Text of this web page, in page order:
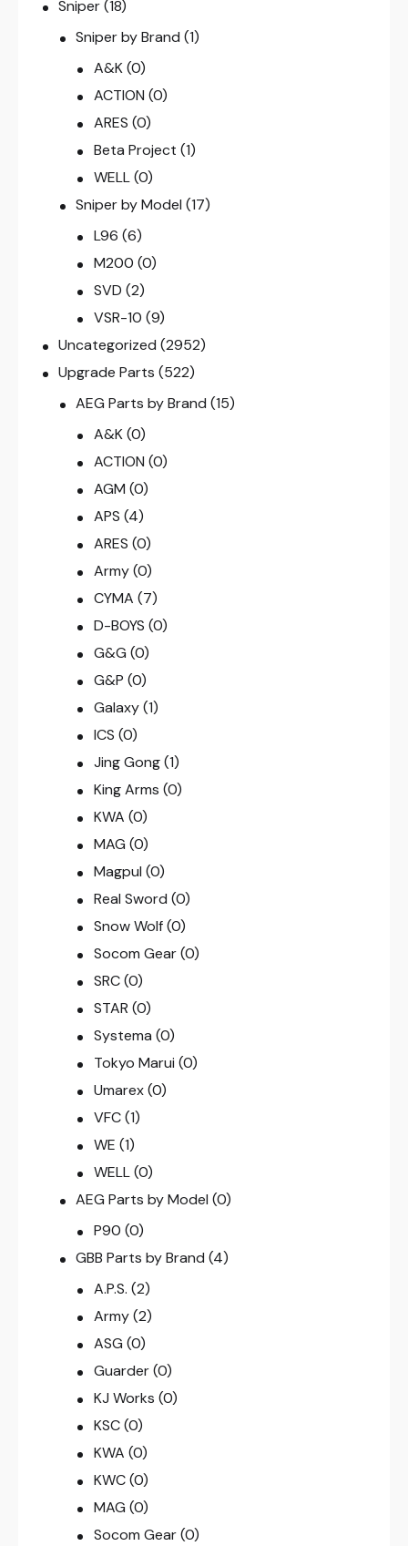
Sniper(18)
Sniper by Brand (1)
A&K (0)
ACTION (0)
ARES (0)
Beta Project (1)
WELL (0)
Sniper by Model (17)
L96 (6)
M200 (0)
SVD (2)
VSR-10 (9)
Uncategorized (2952)
Upgrade Parts (522)
AEG Parts by Brand (15)
A&K (0)
ACTION (0)
AGM (0)
APS (4)
ARES (0)
Army (0)
CYMA (7)
D-BOYS (0)
G&G (0)
G&P (0)
Galaxy (1)
ICS (0)
Jing Gong (1)
King Arms (0)
KWA (0)
MAG (0)
Magpul (0)
Real Sword (0)
Snow Wolf (0)
Socom Gear (0)
SRC (0)
STAR (0)
Systema (0)
Tokyo Marui (0)
Umarex (0)
VFC (1)
WE (1)
WELL (0)
AEG Parts by Model (0)
P90 (0)
GBB Parts by Brand (4)
A.P.S. (2)
Army (2)
ASG (0)
Guarder (0)
KJ Works (0)
KSC (0)
KWA (0)
KWC (0)
MAG (0)
Socom Gear (0)